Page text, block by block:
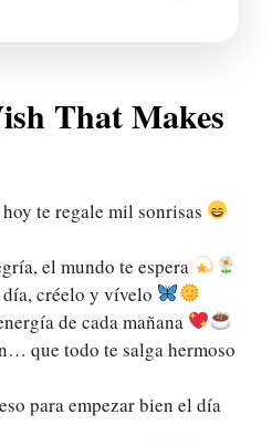
That Makes
te regale mil sonrisas
el mundo te espera
créelo y vívelo
de cada mañana
que todo te salga hermoso
para empezar bien el día